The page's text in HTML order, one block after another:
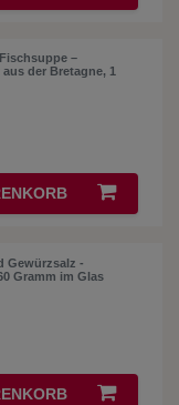
–
der Bretagne, 1
Gewürzsalz -
Gramm im Glas